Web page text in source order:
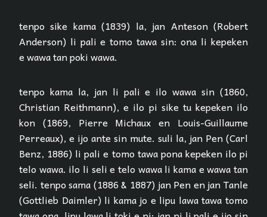
tenpo sike kama (1839) la, jan Anteson (Robert
Anderson) li pali e tomo tawa sin: ona li kepeken
e wawa tan poki wawa.
tenpo kama la, jan li pali e ilo wawa sin (1860,
Christian Reithmann), e ilo pi sike tu kepeken ilo
kon (1869, Pierre Michaux en Louis-Guillaume
Perreaux), e ijo ante sin mute. suli la, jan Pen (Carl
Benz, 1886) li pali e tomo tawa pona kepeken ilo pi
telo wawa. ilo li seli e telo wawa li kama e wawa tan
seli. tenpo sama (1886 & 1887) jan Pen en jan Tanle
(Gottlieb Daimler) li kama jo e lipu lawa tawa tomo